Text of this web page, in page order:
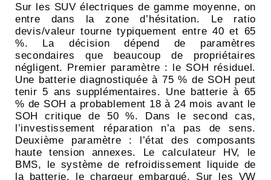
Sur les SUV électriques de gamme moyenne, on
entre dans la zone d’hésitation. Le ratio
devis/valeur tourne typiquement entre 40 et 65
%. La décision dépend de paramètres
secondaires que beaucoup de propriétaires
négligent. Premier paramètre : le SOH résiduel.
Une batterie diagnostiquée à 75 % de SOH peut
tenir 5 ans supplémentaires. Une batterie à 65
% de SOH a probablement 18 à 24 mois avant le
SOH critique de 50 %. Dans le second cas,
l’investissement réparation n’a pas de sens.
Deuxième paramètre : l’état des composants
haute tension annexes. Le calculateur HV, le
BMS, le système de refroidissement liquide de
la batterie, le chargeur embarqué. Sur les VW